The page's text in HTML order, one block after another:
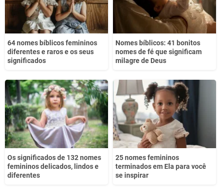
64 nomes bíblicos femininos
diferentes e raros e os seus
significados
Nomes bíblicos: 41 bonitos
nomes de fé que significam
milagre de Deus
Os significados de 132 nomes
femininos delicados, lindos e
diferentes
25 nomes femininos
terminados em Ela para você
se inspirar